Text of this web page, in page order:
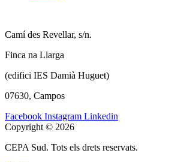
Camí des Revellar, s/n.
Finca na Llarga
(edifici IES Damià Huguet)
07630, Campos
Facebook Instagram Linkedin
Copyright © 2026
CEPA Sud. Tots els drets reservats.